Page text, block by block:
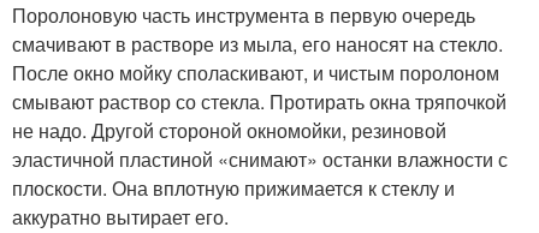
Поролоновую часть инструмента в первую очередь
смачивают в растворе из мыла, его наносят на стекло.
После окно мойку споласкивают, и чистым поролоном
смывают раствор со стекла. Протирать окна тряпочкой
не надо. Другой стороной окномойки, резиновой
эластичной пластиной «снимают» останки влажности с
плоскости. Она вплотную прижимается к стеклу и
аккуратно вытирает его.